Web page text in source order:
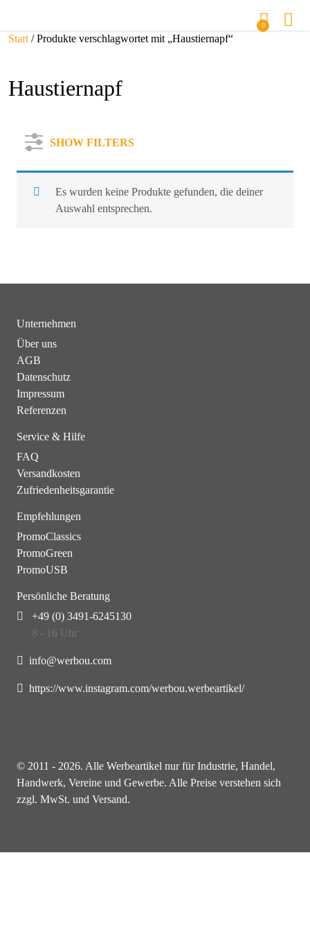
0
Start / Produkte verschlagwortet mit „Haustiernapf“
Haustiernapf
SHOW FILTERS
Es wurden keine Produkte gefunden, die deiner
Auswahl entsprechen.
Unternehmen
Über uns
AGB
Datenschutz
Impressum
Referenzen
Service & Hilfe
FAQ
Versandkosten
Zufriedenheitsgarantie
Empfehlungen
PromoClassics
PromoGreen
PromoUSB
Persönliche Beratung
+49 (0) 3491-6245130
8 - 16 Uhr
info@werbou.com
https://www.instagram.com/werbou.werbeartikel/
© 2011 - 2026. Alle Werbeartikel nur für Industrie, Handel,
Handwerk, Vereine und Gewerbe. Alle Preise verstehen sich
zzgl. MwSt. und Versand.